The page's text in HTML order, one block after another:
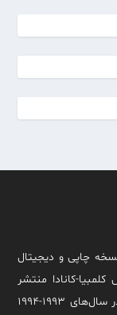
چاپی و دیجیتال
کانادا منتشر
می‌شود. این هفته نامه از دل دوهفته‌نامه آینده در سال‌های ۱۹۹۳-۱۹۹۴